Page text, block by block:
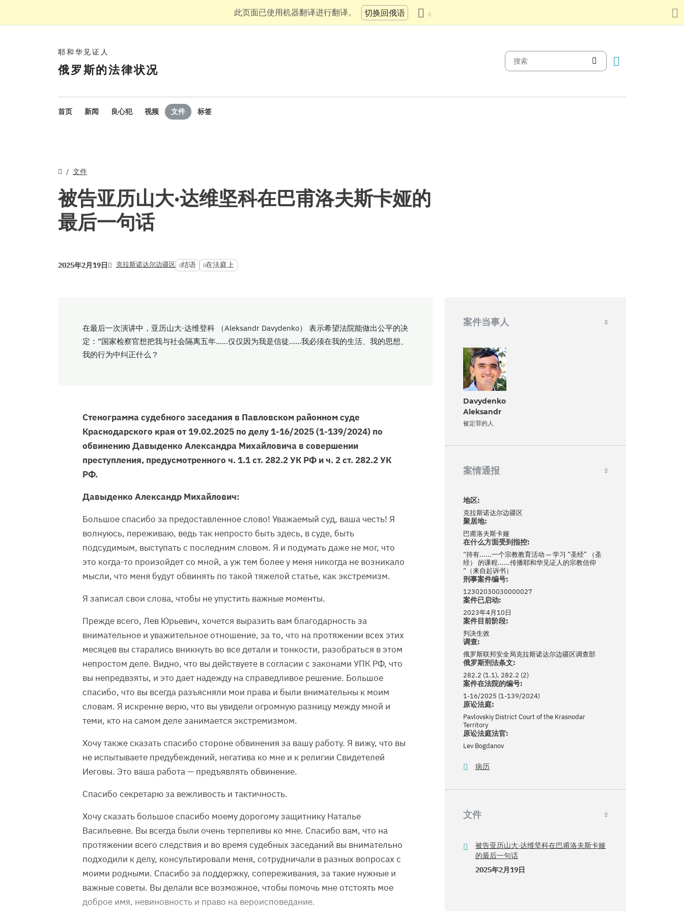
此页面已使用机器翻译进行翻译。 切换回俄语
耶和华见证人
俄罗斯的法律状况
首页 新闻 良心犯 视频 文件 标签
文件
被告亚历山大·达维坚科在巴甫洛夫斯卡娅的
最后一句话
2025年2月19日 克拉斯诺达尔边疆区 结语 在法庭上
在最后一次演讲中，亚历山大·达维登科 （Aleksandr Davydenko） 表示希望法院能做出公平的决
定：“国家检察官想把我与社会隔离五年......仅仅因为我是信徒......我必须在我的生活、我的思想、
我的行为中纠正什么？
Стенограмма судебного заседания в Павловском районном суде
Краснодарского края от 19.02.2025 по делу 1-16/2025 (1-139/2024) по
обвинению Давыденко Александра Михайловича в совершении
преступления, предусмотренного ч. 1.1 ст. 282.2 УК РФ и ч. 2 ст. 282.2 УК
РФ.
Давыденко Александр Михайлович:
Большое спасибо за предоставленное слово! Уважаемый суд, ваша честь! Я
волнуюсь, переживаю, ведь так непросто быть здесь, в суде, быть
подсудимым, выступать с последним словом. Я и подумать даже не мог, что
это когда-то произойдет со мной, а уж тем более у меня никогда не возникало
мысли, что меня будут обвинять по такой тяжелой статье, как экстремизм.
Я записал свои слова, чтобы не упустить важные моменты.
Прежде всего, Лев Юрьевич, хочется выразить вам благодарность за
внимательное и уважительное отношение, за то, что на протяжении всех этих
месяцев вы старались вникнуть во все детали и тонкости, разобраться в этом
непростом деле. Видно, что вы действуете в согласии с законами УПК РФ, что
вы непредвзяты, и это дает надежду на справедливое решение. Большое
спасибо, что вы всегда разъясняли мои права и были внимательны к моим
словам. Я искренне верю, что вы увидели огромную разницу между мной и
теми, кто на самом деле занимается экстремизмом.
Хочу также сказать спасибо стороне обвинения за вашу работу. Я вижу, что вы
не испытываете предубеждений, негатива ко мне и к религии Свидетелей
Иеговы. Это ваша работа — предъявлять обвинение.
Спасибо секретарю за вежливость и тактичность.
Хочу сказать большое спасибо моему дорогому защитнику Наталье
Васильевне. Вы всегда были очень терпеливы ко мне. Спасибо вам, что на
протяжении всего следствия и во время судебных заседаний вы внимательно
подходили к делу, консультировали меня, сотрудничали в разных вопросах с
моими родными. Спасибо за поддержку, сопереживания, за такие нужные и
важные советы. Вы делали все возможное, чтобы помочь мне отстоять мое
доброе имя, невиновность и право на вероисповедание.
案件当事人
Davydenko
Aleksandr
被定罪的人
案情通报
地区:
克拉斯诺达尔边疆区
聚居地:
巴甫洛夫斯卡娅
在什么方面受到指控:
“持有......一个宗教教育活动 — 学习 “圣经” （圣
经） 的课程......传播耶和华见证人的宗教信仰
“（来自起诉书）
刑事案件编号:
12302030030000027
案件已启动:
2023年4月10日
案件目前阶段:
判决生效
调查:
俄罗斯联邦安全局克拉斯诺达尔边疆区调查部
俄罗斯刑法条文:
282.2 (1.1), 282.2 (2)
案件在法院的编号:
1-16/2025 (1-139/2024)
原讼法庭:
Pavlovskiy District Court of the Krasnodar
Territory
原讼法庭法官:
Lev Bogdanov
病历
文件
被告亚历山大·达维坚科在巴甫洛夫斯卡娅
的最后一句话
2025年2月19日